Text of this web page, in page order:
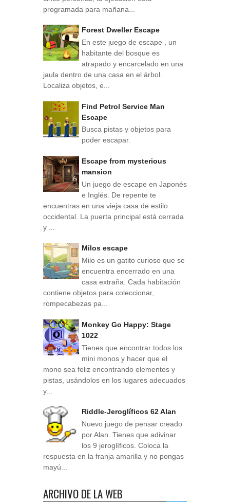
programada para mañana...
Forest Dweller Escape
En este juego de escape , un
habitante del bosque es
atrapado y encarcelado en una
jaula dentro de una casa en el árbol.
Localiza objetos, e...
Find Petrol Service Man
Escape
Busca pistas y objetos para
poder escapar.
Escape from mysterious
mansion
Un juego de escape en Japonés
e Inglés. De repente te
encuentras en una vieja casa de estilo
occidental. La puerta principal está cerrada
y ...
Milos escape
Milo es un gatito curioso que se
encuentra encerrado en una
casa extraña. Cada habitación
contiene objetos para coleccionar,
rompecabezas pa...
Monkey Go Happy: Stage
1022
Tienes que encontrar todos los
mini monos y hacer que el
mono sea feliz encontrando elementos y
pistas, usándolos en los lugares adecuados
y...
Riddle-Jeroglíficos 62 Alan
Nuevo juego de pensar creado
por Alan. Tienes que adivinar
los 9 jeroglíficos. Coloca la
respuesta en la franja amarilla y no pongas
mayú...
ARCHIVO DE LA WEB